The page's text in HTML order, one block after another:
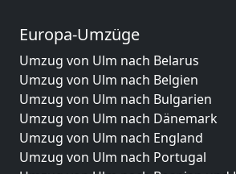
Europa-Umzüge
Umzug von Ulm nach Belarus
Umzug von Ulm nach Belgien
Umzug von Ulm nach Bulgarien
Umzug von Ulm nach Dänemark
Umzug von Ulm nach England
Umzug von Ulm nach Portugal